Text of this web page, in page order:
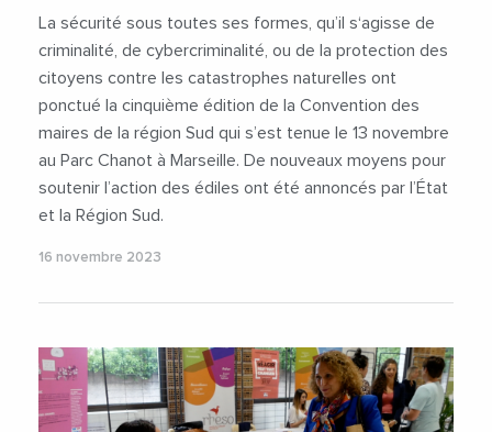
La sécurité sous toutes ses formes, qu’il s‘agisse de
criminalité, de cybercriminalité, ou de la protection des
citoyens contre les catastrophes naturelles ont
ponctué la cinquième édition de la Convention des
maires de la région Sud qui s’est tenue le 13 novembre
au Parc Chanot à Marseille. De nouveaux moyens pour
soutenir l’action des édiles ont été annoncés par l’État
et la Région Sud.
16 novembre 2023